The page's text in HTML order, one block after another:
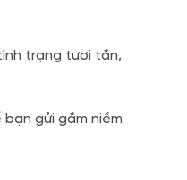
trạng tươi tắn,
gửi gắm niềm